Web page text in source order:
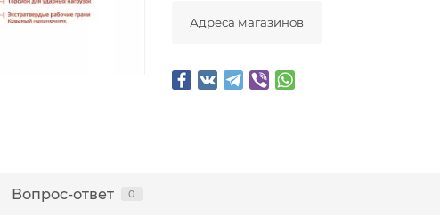
Адреса магазинов
Вопрос-ответ 0